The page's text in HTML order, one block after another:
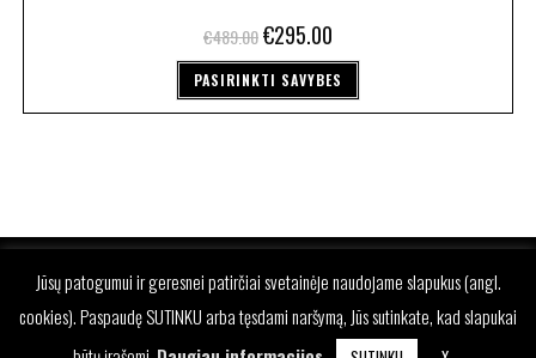
€489.00€295.00
PASIRINKTI SAVYBES
Jūsų patogumui ir geresnei patirčiai svetainėje naudojame slapukus (angl.
cookies). Paspaudę SUTINKU arba tęsdami naršymą, Jūs sutinkate, kad slapukai